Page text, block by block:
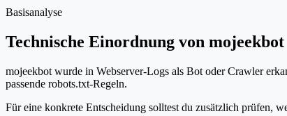
Basisanalyse
Technische Einordnung von mojeekbot
mojeekbot wurde in Webserver-Logs als Bot oder Crawler
passende robots.txt-Regeln.
Für eine konkrete Entscheidung solltest du zusätzlich prüfen,